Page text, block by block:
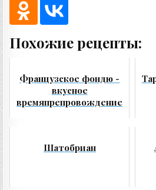
Похожие рецепты:
Французское фондю -
вкусное
времяпрепровождение
Шатобриан